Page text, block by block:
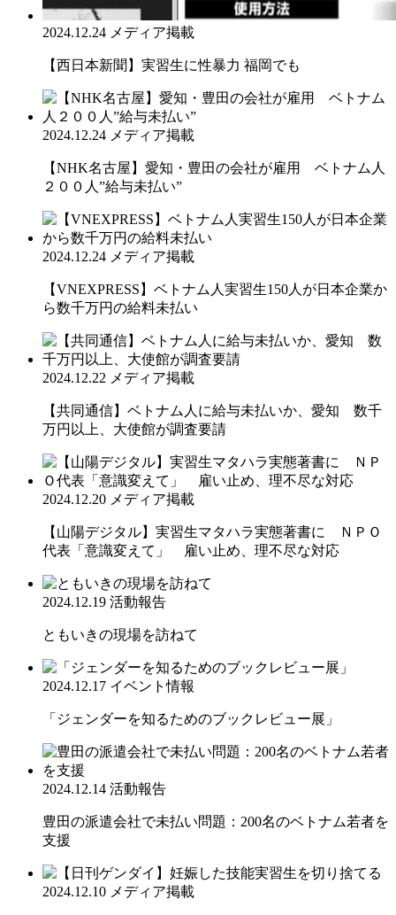
2024.12.24 メディア掲載
【西日本新聞】実習生に性暴力 福岡でも
2024.12.24 メディア掲載
【NHK名古屋】愛知・豊田の会社が雇用 ベトナム人
２００人”給与未払い”
2024.12.24 メディア掲載
【VNEXPRESS】ベトナム人実習生150人が日本企業か
ら数千万円の給料未払い
2024.12.22 メディア掲載
【共同通信】ベトナム人に給与未払いか、愛知 数千
万円以上、大使館が調査要請
2024.12.20 メディア掲載
【山陽デジタル】実習生マタハラ実態著書に ＮＰＯ
代表「意識変えて」 雇い止め、理不尽な対応
2024.12.19 活動報告
ともいきの現場を訪ねて
2024.12.17 イベント情報
「ジェンダーを知るためのブックレビュー展」
2024.12.14 活動報告
豊田の派遣会社で未払い問題：200名のベトナム若者を
支援
2024.12.10 メディア掲載